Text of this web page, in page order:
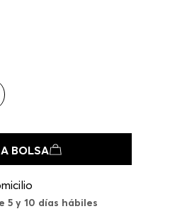
BOLSA
5 y 10 días hábiles